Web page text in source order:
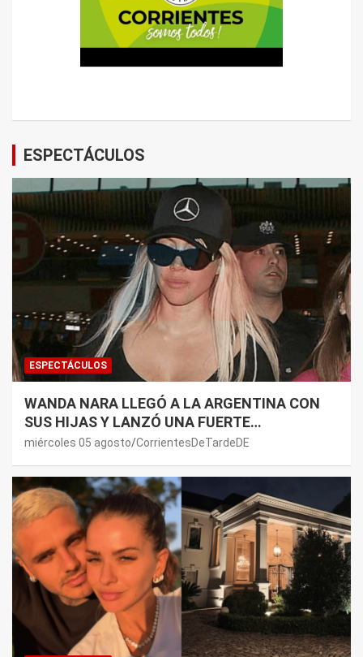
ESPECTÁCULOS
ESPECTÁCULOS
WANDA NARA LLEGÓ A LA ARGENTINA CON
SUS HIJAS Y LANZÓ UNA FUERTE
PREMONICIÓN SOBRE MAURO ICARDI
miércoles 05 agosto CorrientesDeTardeDE